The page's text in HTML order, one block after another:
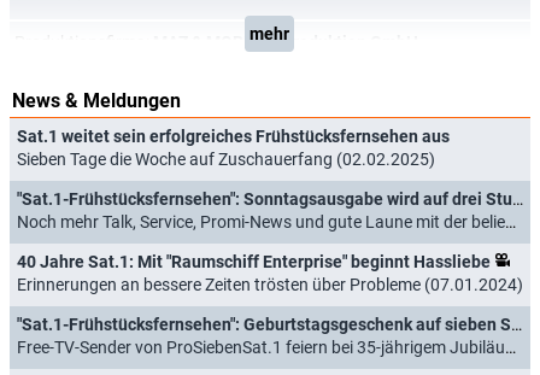
MAZ & MORE TV Produktion GmbH
mehr
News & Meldungen
Sat.1 weitet sein erfolgreiches Frühstücksfernsehen aus
Sieben Tage die Woche auf Zuschauerfang (02.02.2025)
"Sat.1-Frühstücksfernsehen": Sonntagsausgabe wird auf drei Stunden verlängert
Noch mehr Talk, Service, Promi-News und gute Laune mit der beliebten Morning-Show (21.08.2024)
40 Jahre Sat.1: Mit "Raumschiff Enterprise" beginnt Hassliebe
Erinnerungen an bessere Zeiten trösten über Probleme (07.01.2024)
"Sat.1-Frühstücksfernsehen": Geburtstagsgeschenk auf sieben Sendern
Free-TV-Sender von ProSiebenSat.1 feiern bei 35-jährigem Jubiläum mit (08.09.2022)